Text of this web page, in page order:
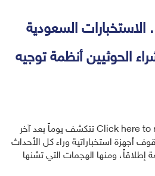
السعودية
الحوثيين أنظمة توجيه
Click here to read the story in English تتكشف يوماً بعد آخر
أجهزة استخباراتية وراء كل الأحداث
إطلاقاً، ومنها الهجمات التي تشنها